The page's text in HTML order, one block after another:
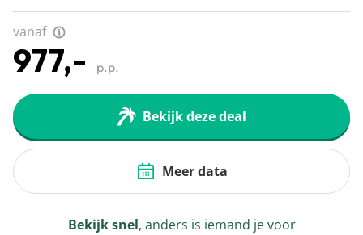
vanaf
977,- p.p.
Bekijk deze deal
Meer data
Bekijk snel, anders is iemand je voor